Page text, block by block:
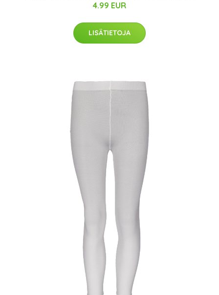
4.99 EUR
LISÄTIETOJA